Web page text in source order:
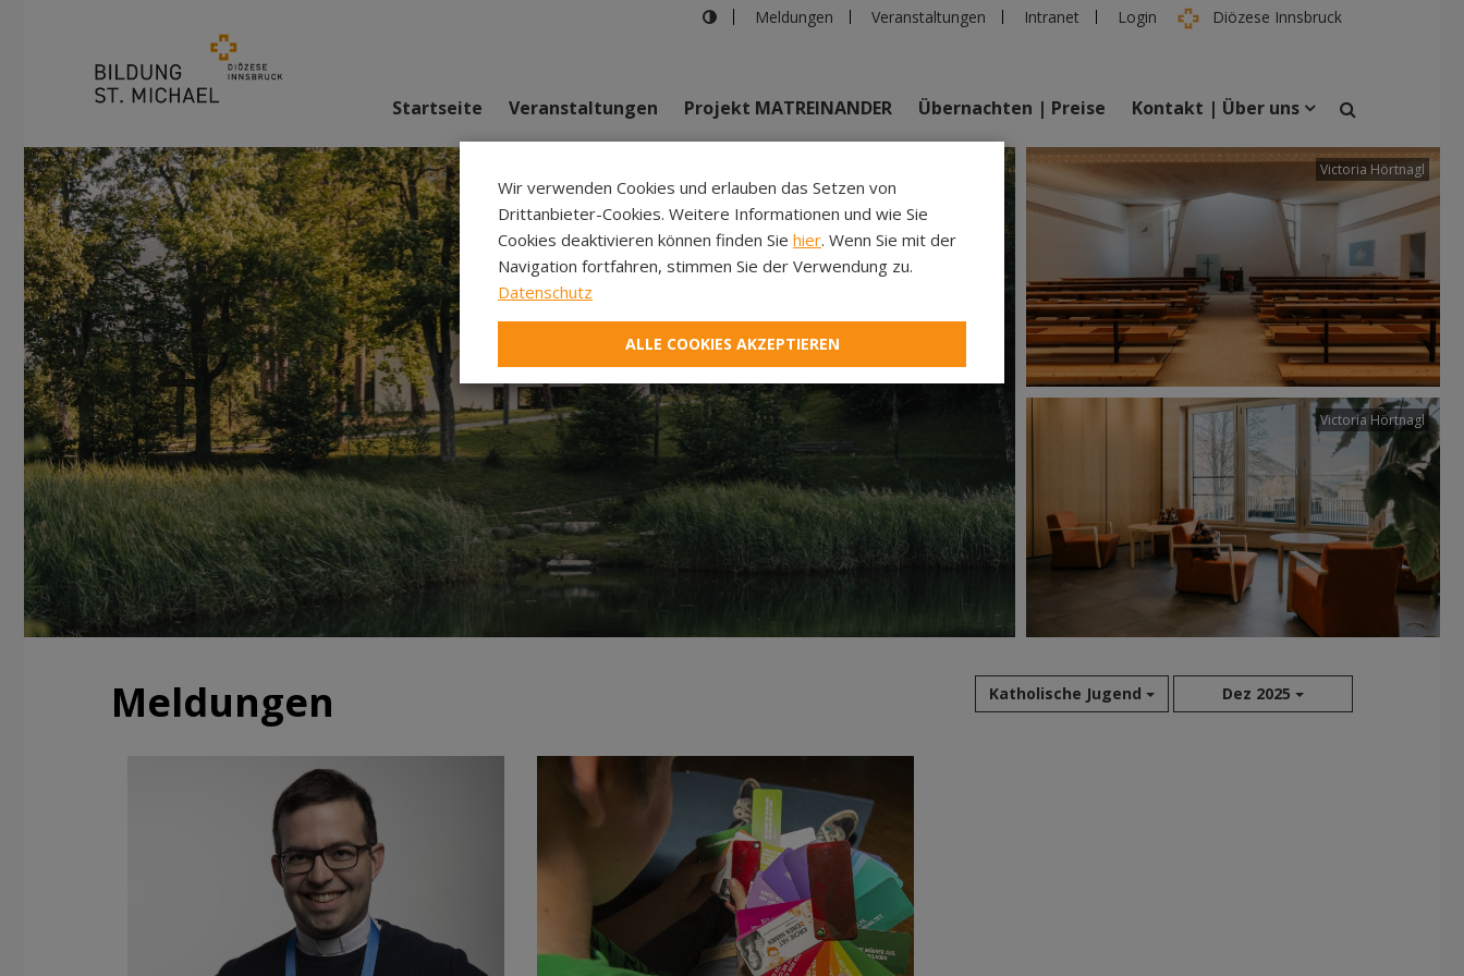
Meldungen Veranstaltungen Intranet Login Diözese Innsbruck
suchen
Veranstaltungen Personen
Startseite Veranstaltungen Projekt MATREINANDER Übernachten | Preise Kontakt | Über uns
Victoria Hörtnagl
Victoria Hörtnagl
Meldungen Katholische Jugend Dez 2025
Wir verwenden Cookies und erlauben das Setzen von
Drittanbieter-Cookies. Weitere Informationen und wie Sie
Cookies deaktivieren können finden Sie hier. Wenn Sie mit der
Navigation fortfahren, stimmen Sie der Verwendung zu.
Datenschutz
ALLE COOKIES AKZEPTIEREN